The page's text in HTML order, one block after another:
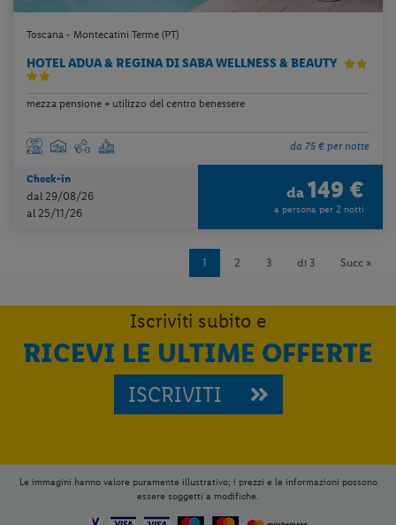
Toscana - Montecatini Terme (PT)
HOTEL ADUA & REGINA DI SABA WELLNESS & BEAUTY
mezza pensione + utilizzo del centro benessere
da 75 € per notte
Check-in
dal 29/08/26
al 25/11/26
da 149 €
a persona per 2 notti
1 2 3 di 3 Succ »
Iscriviti subito e
RICEVI LE ULTIME OFFERTE
ISCRIVITI
Le immagini hanno valore puramente illustrativo; i prezzi e le informazioni possono
essere soggetti a modifiche.